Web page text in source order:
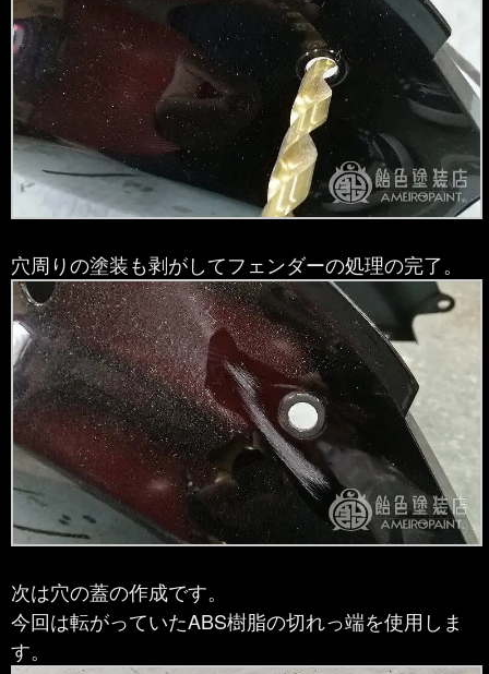
穴周りの塗装も剥がしてフェンダーの処理の完了。
次は穴の蓋の作成です。
今回は転がっていたABS樹脂の切れっ端を使用しま
す。